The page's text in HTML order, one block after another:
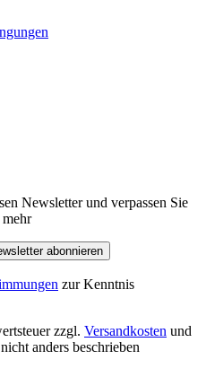
Newsletter und verpassen Sie
abonnieren
zur Kenntnis
zzgl. Versandkosten und
anders beschrieben